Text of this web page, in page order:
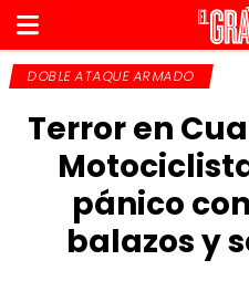
DOBLE ATAQUE ARMADO
Terror en
pánico
balazos y